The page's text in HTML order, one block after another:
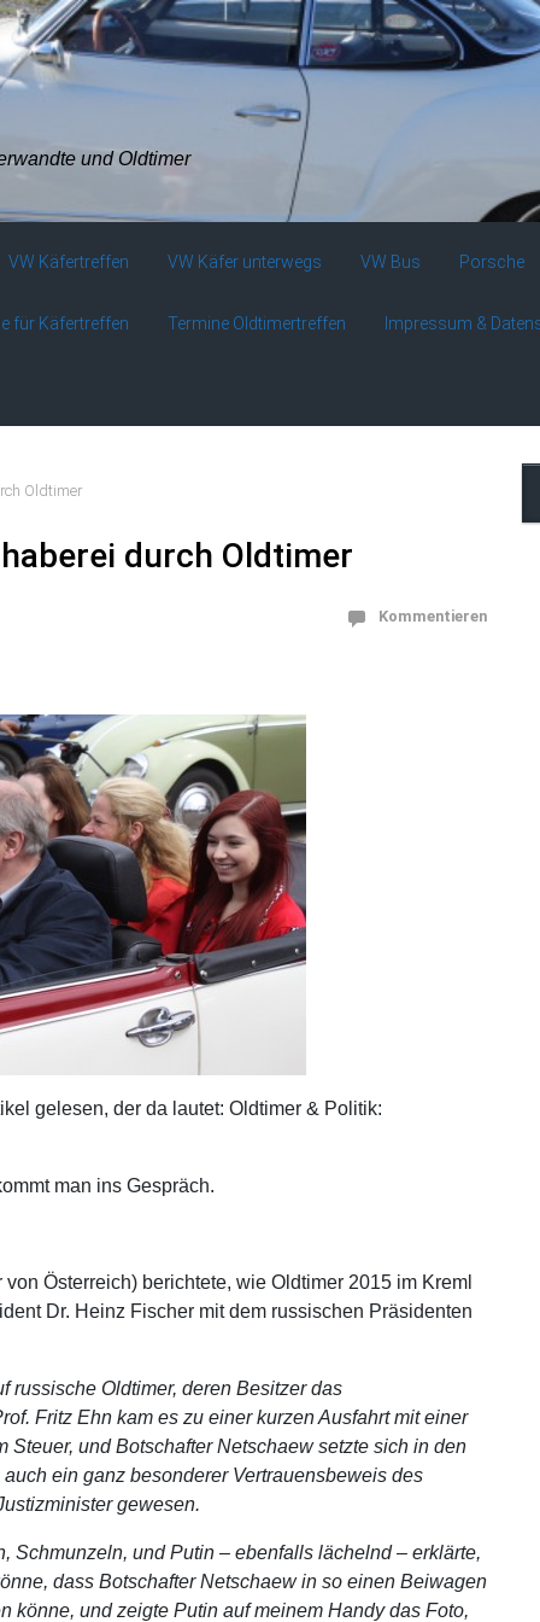
und Oldtimer
VW Käfertreffen VW Käfer unterwegs VW Bus Porsche
für Käfertreffen Termine Oldtimertreffen Impressum &
Oldtimer
durch Oldtimer
Kommentieren
gelesen, der da lautet: Oldtimer & Politik:
man ins Gespräch.
Österreich) berichtete, wie Oldtimer 2015 im Kreml
Dr. Heinz Fischer mit dem russischen Präsidenten
russische Oldtimer, deren Besitzer das
Fritz Ehn kam es zu einer kurzen Ausfahrt mit einer
Steuer, und Botschafter Netschaew setzte sich in den
ein ganz besonderer Vertrauensbeweis des
gewesen.
Schmunzeln, und Putin – ebenfalls lächelnd – erklärte,
dass Botschafter Netschaew in so einen Beiwagen
könne, und zeigte Putin auf meinem Handy das Foto,